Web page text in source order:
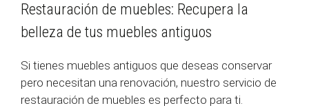
Restauración de muebles: Recupera la
belleza de tus muebles antiguos
Si tienes muebles antiguos que deseas conservar
pero necesitan una renovación, nuestro servicio de
restauración de muebles es perfecto para ti.